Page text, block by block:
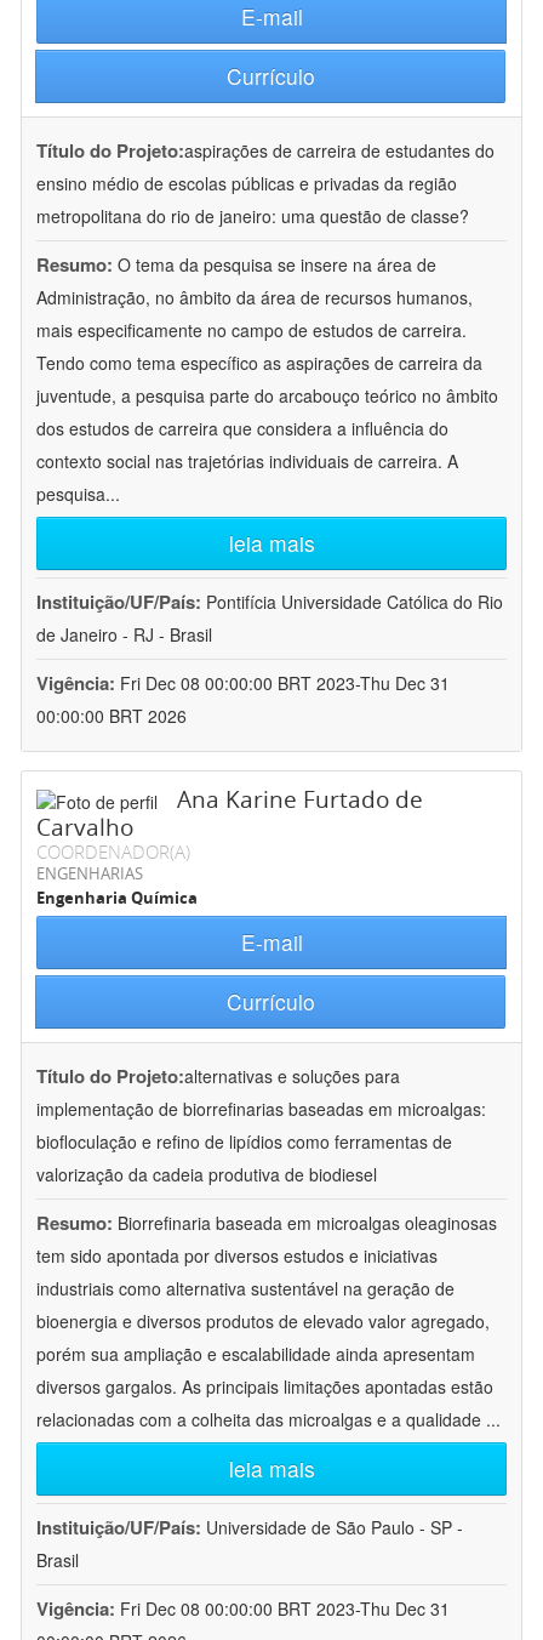
E-mail
Currículo
Título do Projeto:aspirações de carreira de estudantes do
ensino médio de escolas públicas e privadas da região
metropolitana do rio de janeiro: uma questão de classe?
Resumo: O tema da pesquisa se insere na área de
Administração, no âmbito da área de recursos humanos,
mais especificamente no campo de estudos de carreira.
Tendo como tema específico as aspirações de carreira da
juventude, a pesquisa parte do arcabouço teórico no âmbito
dos estudos de carreira que considera a influência do
contexto social nas trajetórias individuais de carreira. A
pesquisa...
leia mais
Instituição/UF/País: Pontifícia Universidade Católica do Rio
de Janeiro - RJ - Brasil
Vigência: Fri Dec 08 00:00:00 BRT 2023-Thu Dec 31
00:00:00 BRT 2026
Ana Karine Furtado de
Carvalho
COORDENADOR(A)
ENGENHARIAS
Engenharia Química
E-mail
Currículo
Título do Projeto:alternativas e soluções para
implementação de biorrefinarias baseadas em microalgas:
biofloculação e refino de lipídios como ferramentas de
valorização da cadeia produtiva de biodiesel
Resumo: Biorrefinaria baseada em microalgas oleaginosas
tem sido apontada por diversos estudos e iniciativas
industriais como alternativa sustentável na geração de
bioenergia e diversos produtos de elevado valor agregado,
porém sua ampliação e escalabilidade ainda apresentam
diversos gargalos. As principais limitações apontadas estão
relacionadas com a colheita das microalgas e a qualidade ...
leia mais
Instituição/UF/País: Universidade de São Paulo - SP -
Brasil
Vigência: Fri Dec 08 00:00:00 BRT 2023-Thu Dec 31